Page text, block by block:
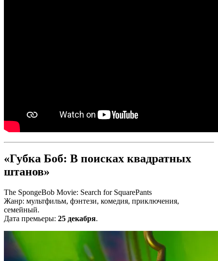
«Губка Боб: В поисках квадратных
штанов»
The SpongeBob Movie: Search for SquarePants
Жанр: мультфильм, фэнтези, комедия, приключения,
семейный.
Дата премьеры: 25 декабря.